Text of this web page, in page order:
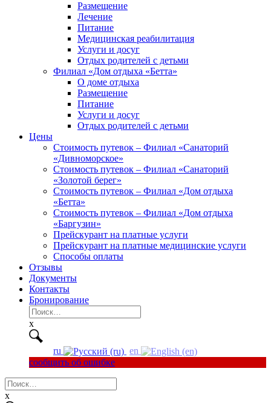
Размещение
Лечение
Питание
Медицинская реабилитация
Услуги и досуг
Отдых родителей с детьми
Филиал «Дом отдыха «Бетта»
О доме отдыха
Размещение
Питание
Услуги и досуг
Отдых родителей с детьми
Цены
Стоимость путевок – Филиал «Санаторий
«Дивноморское»
Стоимость путевок – Филиал «Санаторий
«Золотой берег»
Стоимость путевок – Филиал «Дом отдыха
«Бетта»
Стоимость путевок – Филиал «Дом отдыха
«Баргузин»
Прейскурант на платные услуги
Прейскурант на платные медицинские услуги
Способы оплаты
Отзывы
Документы
Контакты
Бронирование
Найти:
x
ru
en
сообщить об ошибке
Найти:
x